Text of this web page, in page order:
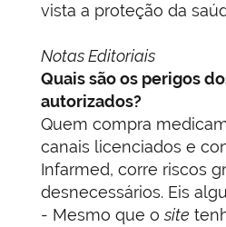
vista a proteção da
Notas Editoriais
Quais são os perigos
autorizados?
Quem compra
canais licenciados e
Infarmed, corre riscos
desnecessários. Eis
- Mesmo que osite